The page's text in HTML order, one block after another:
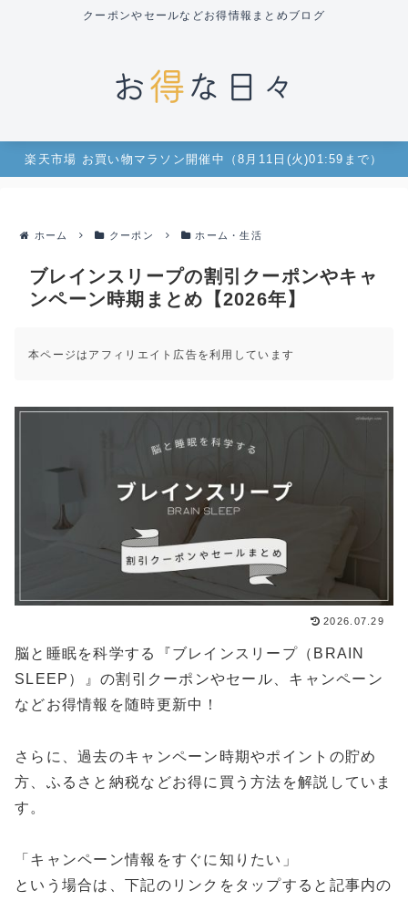
クーポンやセールなどお得情報まとめブログ
楽天市場 お買い物マラソン開催中（8月11日(火)01:59まで）
ホーム クーポン ホーム・生活
ブレインスリープの割引クーポンやキャ
ンペーン時期まとめ【2026年】
本ページはアフィリエイト広告を利用しています
2026.07.29
脳と睡眠を科学する『ブレインスリープ（BRAIN
SLEEP）』の割引クーポンやセール、キャンペーン
などお得情報を随時更新中！
さらに、過去のキャンペーン時期やポイントの貯め
方、ふるさと納税などお得に買う方法を解説していま
す。
「キャンペーン情報をすぐに知りたい」
という場合は、下記のリンクをタップすると記事内の